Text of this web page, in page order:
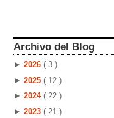
Archivo del Blog
► 2026 ( 3 )
► 2025 ( 12 )
► 2024 ( 22 )
► 2023 ( 21 )